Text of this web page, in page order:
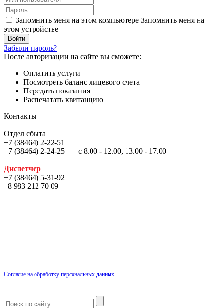
Запомнить меня на этом компьютере Запомнить меня на
этом устройстве
Забыли пароль?
После авторизации на сайте вы сможете:
Оплатить услуги
Посмотреть баланс лицевого счета
Передать показания
Распечатать квитанцию
Контакты
Отдел сбыта
+7 (38464) 2-22-51
+7 (38464) 2-24-25 с 8.00 - 12.00, 13.00 - 17.00
Диспетчер
+7 (38464) 5-31-92
8 983 212 70 09
Согласие на обработку персональных данных